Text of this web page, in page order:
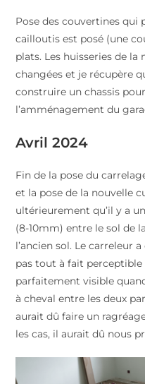
Pose des couvertines qui
cailloutis est posé (une
plats. Les huisseries de
changées et je récupère
construire un chassis
l’amménagement du
Avril 2024
Fin de la pose du
et la pose de la nouvelle
ultérieurement qu’il y a
(8-10mm) entre le sol de
l’ancien sol. Le carreleur
pas tout à fait
parfaitement visible
à cheval entre les deux
aurait dû faire un
les cas, il aurait dû nous